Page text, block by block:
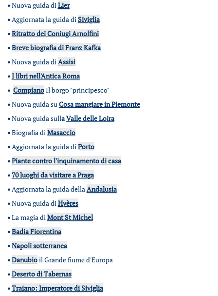
•Nuova guida diLier
•Aggiornata la guida diSiviglia
•Ritratto dei Coniugi Arnolfini
•Breve biografia di Franz Kafka
•Nuova guida diAssisi
•I libri nell'Antica Roma
• CompianoIl borgo "principesco"
•Nuova guida suCosa mangiare in Piemonte
•Nuova guida sullaValle delle Loira
•Biografia diMasaccio
•Aggiornata la guida diPorto
•Piante contro l'inquinamento di casa
• 70 luoghi da visitare a Praga
•Aggiornata la guida dellaAndalusia
•Nuova guida diHyères
•La magia diMont St Michel
•Badia Fiorentina
•Napoli sotterranea
•Danubioil Grande fiume d'Europa
•Deserto di Tabernas
•Traiano: Imperatore di Siviglia